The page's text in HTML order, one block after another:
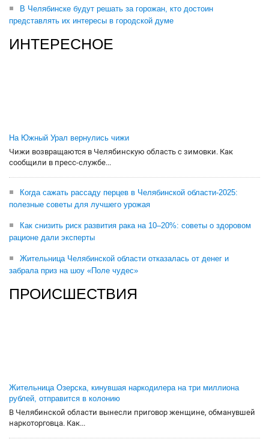
В Челябинске будут решать за горожан, кто достоин
представлять их интересы в городской думе
ИНТЕРЕСНОЕ
На Южный Урал вернулись чижи
Чижи возвращаются в Челябинскую область с зимовки. Как
сообщили в пресс-службе...
Когда сажать рассаду перцев в Челябинской области-2025:
полезные советы для лучшего урожая
Как снизить риск развития рака на 10–20%: советы о здоровом
рационе дали эксперты
Жительница Челябинской области отказалась от денег и
забрала приз на шоу «Поле чудес»
ПРОИСШЕСТВИЯ
Жительница Озерска, кинувшая наркодилера на три миллиона
рублей, отправится в колонию
В Челябинской области вынесли приговор женщине, обманувшей
наркоторговца. Как...